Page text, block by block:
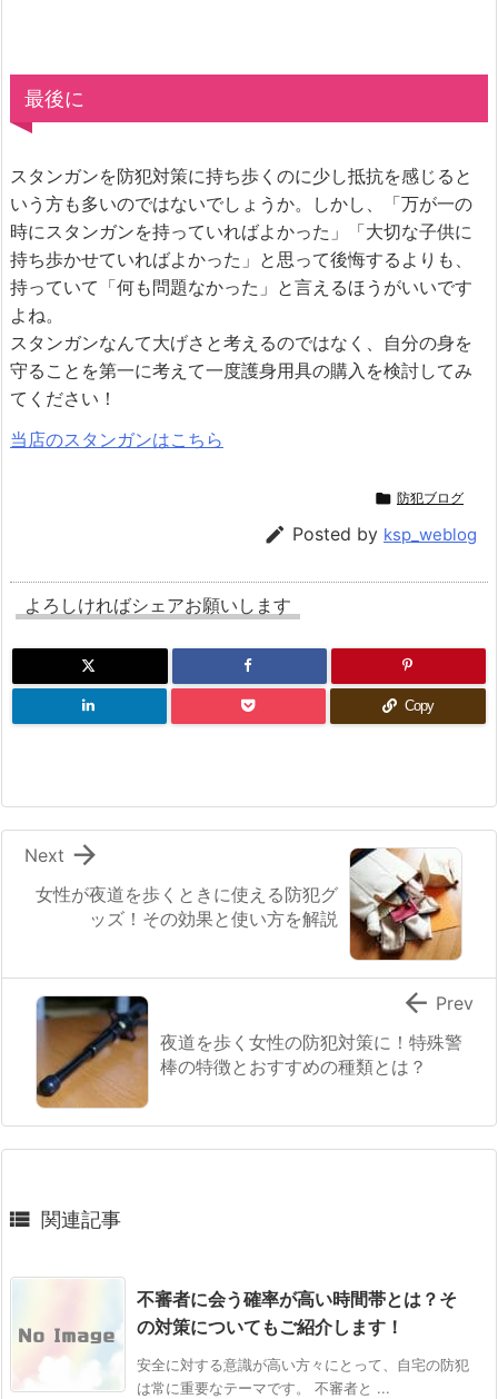
最後に
スタンガンを防犯対策に持ち歩くのに少し抵抗を感じると
いう方も多いのではないでしょうか。しかし、「万が一の
時にスタンガンを持っていればよかった」「大切な子供に
持ち歩かせていればよかった」と思って後悔するよりも、
持っていて「何も問題なかった」と言えるほうがいいです
よね。
スタンガンなんて大げさと考えるのではなく、自分の身を
守ることを第一に考えて一度護身用具の購入を検討してみ
てください！
当店のスタンガンはこちら
 防犯ブログ
 Posted by ksp_weblog
よろしければシェアお願いします
Copy
女性が夜道を歩くときに使える防犯グ
ッズ！その効果と使い方を解説

Next
夜道を歩く女性の防犯対策に！特殊警
棒の特徴とおすすめの種類とは？
 Prev
 関連記事
不審者に会う確率が高い時間帯とは？そ
の対策についてもご紹介します！
安全に対する意識が高い方々にとって、自宅の防犯
は常に重要なテーマです。 不審者と ...